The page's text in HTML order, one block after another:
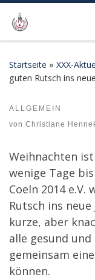
Zum Inhalt springen
Startseite » XXX-
guten Rutsch ins
ALLGEMEIN
von Christiane
Weihnachten
wenige Tage
Coeln 2014
Rutsch ins
kurze, aber
alle gesund
gemeinsam
können.